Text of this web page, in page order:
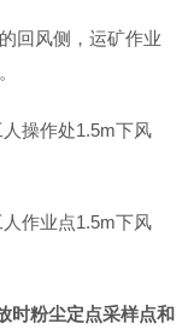
回风侧，运矿作业
操作处1.5m下风
作业点1.5m下风
时粉尘定点采样点和